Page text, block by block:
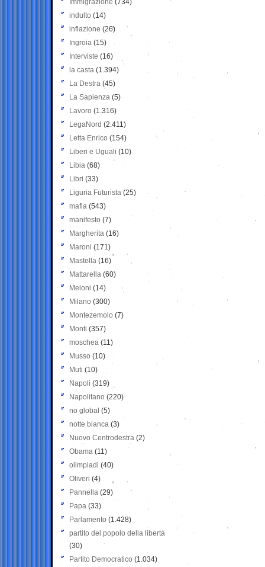
Immigrazione (734)
indulto (14)
inflazione (26)
Ingroia (15)
Interviste (16)
la casta (1.394)
La Destra (45)
La Sapienza (5)
Lavoro (1.316)
LegaNord (2.411)
Letta Enrico (154)
Liberi e Uguali (10)
Libia (68)
Libri (33)
Liguria Futurista (25)
mafia (543)
manifesto (7)
Margherita (16)
Maroni (171)
Mastella (16)
Mattarella (60)
Meloni (14)
Milano (300)
Montezemolo (7)
Monti (357)
moschea (11)
Musso (10)
Muti (10)
Napoli (319)
Napolitano (220)
no global (5)
notte bianca (3)
Nuovo Centrodestra (2)
Obama (11)
olimpiadi (40)
Oliveri (4)
Pannella (29)
Papa (33)
Parlamento (1.428)
partito del popolo della libertà
(30)
Partito Democratico (1.034)